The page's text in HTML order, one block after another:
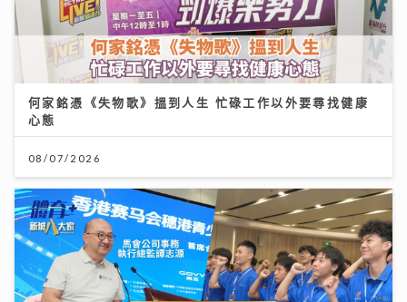
何家銘憑《失物歌》搵到人生 忙碌工作以外要尋找健康
心態
08/07/2026